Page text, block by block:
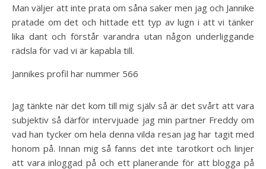
Man väljer att inte prata om såna saker men jag och Jannike
pratade om det och hittade ett typ av lugn i att vi tänker
lika dant och förstår varandra utan någon underliggande
rädsla för vad vi är kapabla till.
Jannikes profil har nummer 566
Jag tänkte när det kom till mig själv så är det svårt att vara
subjektiv så därför intervjuade jag min partner Freddy om
vad han tycker om hela denna vilda resan jag har tagit med
honom på. Innan mig så fanns det inte tarotkort och linjer
att vara inloggad på och ett planerande för att blogga på